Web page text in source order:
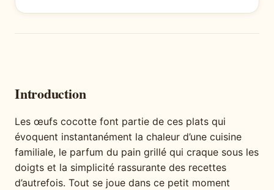
Introduction
Les œufs cocotte font partie de ces plats qui
évoquent instantanément la chaleur d’une cuisine
familiale, le parfum du pain grillé qui craque sous les
doigts et la simplicité rassurante des recettes
d’autrefois. Tout se joue dans ce petit moment